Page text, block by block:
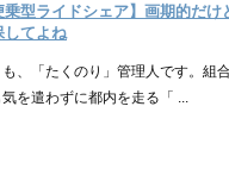
乗型ライドシェア】画期的だ
してよね
も、「たくのり」管理人です。組
気を遣わずに都内を走る「 ...